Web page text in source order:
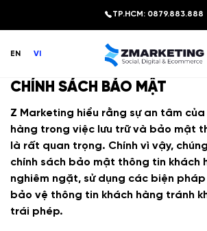
dung
TP.HCM: 0879.883.888
EN VI
CHÍNH SÁCH BẢO MẬT
Z Marketing hiểu rằng sự an tâm
hàng trong việc lưu trữ và bảo mật
là rất quan trọng. Chính vì vậy,
chính sách bảo mật thông tin khách
nghiêm ngặt, sử dụng các biện
bảo vệ thông tin khách hàng tránh
trái phép.